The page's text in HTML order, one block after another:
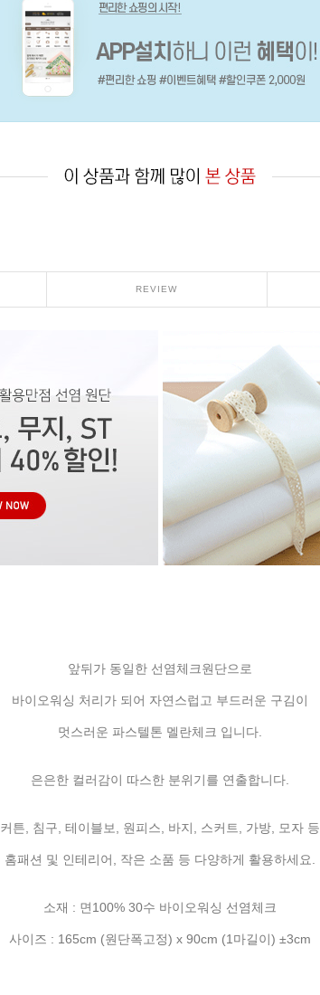
REVIEW
앞뒤가 동일한 선염체크원단으로
바이오워싱 처리가 되어 자연스럽고 부드러운 구김이
멋스러운 파스텔톤 멜란체크 입니다.
은은한 컬러감이 따스한 분위기를 연출합니다.
커튼, 침구, 테이블보, 원피스, 바지, 스커트, 가방, 모자 등
홈패션 및 인테리어, 작은 소품 등 다양하게 활용하세요.
소재 : 면100% 30수 바이오워싱 선염체크
사이즈 : 165cm (원단폭고정) x 90cm (1마길이) ±3cm